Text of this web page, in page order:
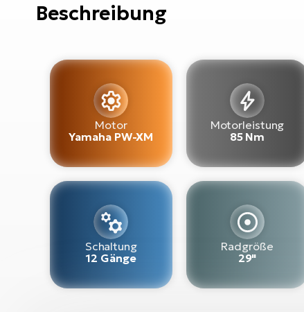
Beschreibung
Motor
Yamaha PW-XM
Motorleistung
85 Nm
Schaltung
12 Gänge
Radgröße
29"